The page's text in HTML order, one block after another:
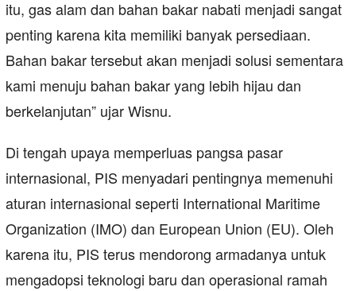
itu, gas alam dan bahan bakar nabati menjadi sangat
penting karena kita memiliki banyak persediaan.
Bahan bakar tersebut akan menjadi solusi sementara
kami menuju bahan bakar yang lebih hijau dan
berkelanjutan” ujar Wisnu.
Di tengah upaya memperluas pangsa pasar
internasional, PIS menyadari pentingnya memenuhi
aturan internasional seperti International Maritime
Organization (IMO) dan European Union (EU). Oleh
karena itu, PIS terus mendorong armadanya untuk
mengadopsi teknologi baru dan operasional ramah